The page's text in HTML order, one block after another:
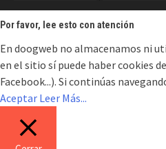
Por favor, lee esto con atención
En doogweb no almacenamos ni
en el sitio sí puede haber cookies
Facebook...). Si continúas
Aceptar Leer Más...